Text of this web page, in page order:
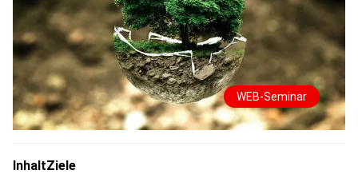
WEB-Seminar
InhaltZiele